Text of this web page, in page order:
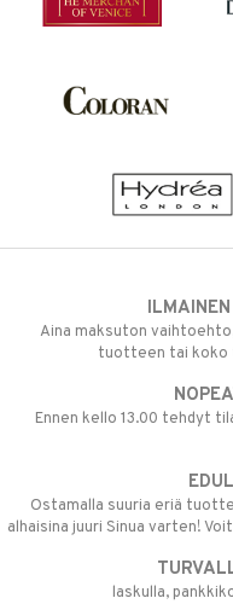
Aina maksuton
tuotteen tai koko
Ennen kello 13.00 tehdyt
Ostamalla suuria eriä
alhaisina juuri Sinua varten!
laskulla,